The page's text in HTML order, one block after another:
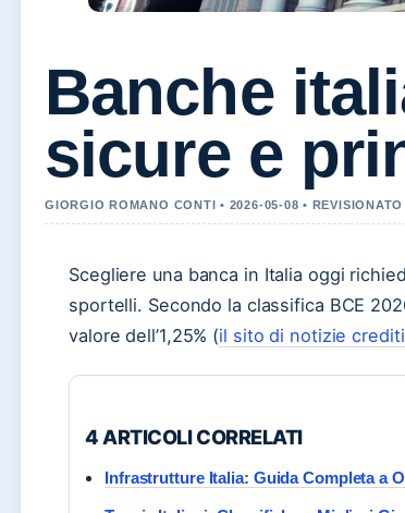
Banche
sicure e
GIORGIO ROMANO CONTI • 2026-05-08 •
Scegliere una banca in Italia oggi
sportelli. Secondo la classifica BCE
valore dell’1,25% (il sito di notizie
4 ARTICOLI CORRELATI
Infrastrutture Italia: Guida Completa a